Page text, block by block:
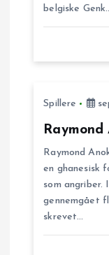
belgiske
Spillere
Raymond
Raymond
en ghanesisk
som angriber.
gennemgået
skrevet…